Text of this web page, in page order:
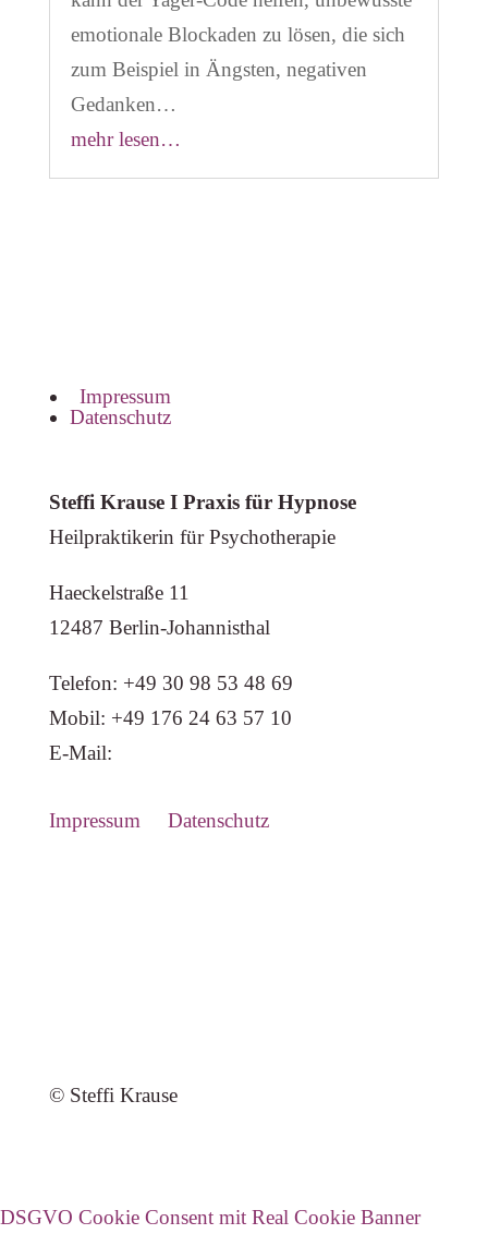
emotionale Blockaden zu lösen, die sich
zum Beispiel in Ängsten, negativen
Gedanken…
mehr lesen…
Impressum
Datenschutz
Steffi Krause I Praxis für Hypnose
Heilpraktikerin für Psychotherapie
Haeckelstraße 11
12487 Berlin-Johannisthal
Telefon: +49 30 98 53 48 69
Mobil: +49 176 24 63 57 10
E-Mail:
Impressum Datenschutz
© Steffi Krause
DSGVO Cookie Consent mit Real Cookie Banner